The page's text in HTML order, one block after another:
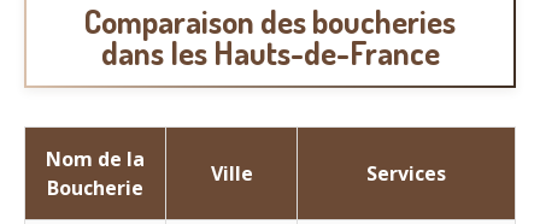
Comparaison des boucheries
dans les Hauts-de-France
Nom de la
Boucherie
Ville Services